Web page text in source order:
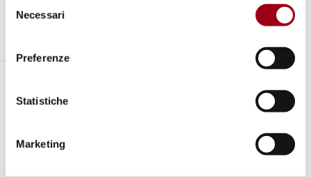
delNecessari
Preferenze
Statistiche
Marketing
rsforums/index.php?